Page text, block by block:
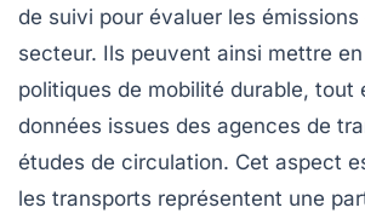
de suivi pour évaluer les
secteur. Ils peuvent ainsi mettre
politiques de mobilité durable, tout
données issues des agences de
études de circulation. Cet aspect
les transports représentent une